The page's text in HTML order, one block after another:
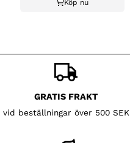
Köp nu
GRATIS FRAKT
vid beställningar över 500 SEK